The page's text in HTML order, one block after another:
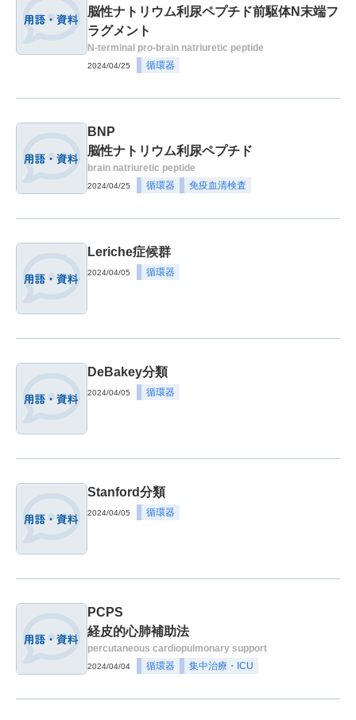
脳性ナトリウム利尿ペプチド前駆体N末端フ
ラグメント
N-terminal pro-brain natriuretic peptide
2024/04/25 循環器
BNP
脳性ナトリウム利尿ペプチド
brain natriuretic peptide
2024/04/25 循環器 免疫血清検査
Leriche症候群
2024/04/05 循環器
DeBakey分類
2024/04/05 循環器
Stanford分類
2024/04/05 循環器
PCPS
経皮的心肺補助法
percutaneous cardiopulmonary support
2024/04/04 循環器 集中治療・ICU